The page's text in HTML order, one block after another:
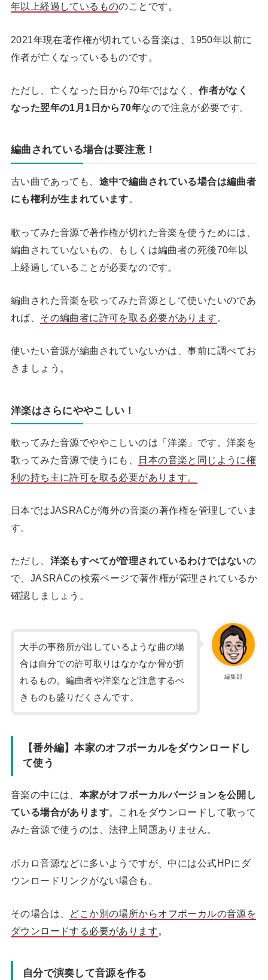
年以上経過しているもののことです。
2021年現在著作権が切れている音楽は、1950年以前に
作者が亡くなっているものです。
ただし、亡くなった日から70年ではなく、作者がなく
なった翌年の1月1日から70年なので注意が必要です。
編曲されている場合は要注意！
古い曲であっても、 途中で編曲されている場合は編曲者
にも権利が生まれています。
歌ってみた音源で著作権が切れた音楽を使うためには、
編曲されていないもの、もしくは編曲者の死後70年以
上経過していることが必要なのです。
編曲された音楽を歌ってみた音源として使いたいのであ
れば、 その編曲者に許可を取る必要があります 。
使いたい音源が編曲されていないかは、事前に調べてお
きましょう。
洋楽はさらにややこしい！
歌ってみた音源でややこしいのは「洋楽」です。洋楽を
歌ってみた音源で使うにも、 日本の音楽と同じように権
利の持ち主に許可を取る必要があります。
日本ではJASRACが海外の音楽の著作権を管理していま
す。
ただし、 洋楽もすべてが管理されているわけではないの
で、JASRACの検索ページで著作権が管理されているか
確認しましょう。
編集部
大手の事務所が出しているような曲の場
合は自分での許可取りはなかなか骨が折
れるもの。編曲者や洋楽など注意するべ
きものも盛りだくさんです。
【番外編】本家のオフボーカルをダウンロードし
て使う
音楽の中には、 本家がオフボーカルバージョンを公開し
ている場合があります。これをダウンロードして歌って
みた音源で使うのは、法律上問題ありません。
ボカロ音源などに多いようですが、中には公式HPにダ
ウンロードリンクがない場合も。
その場合は、 どこか別の場所からオフボーカルの音源を
ダウンロードする必要があります。
自分で演奏して音源を作る